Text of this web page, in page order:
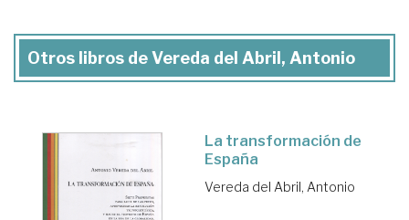
Otros libros de Vereda del Abril, Antonio
La transformación de
España
Vereda del Abril, Antonio